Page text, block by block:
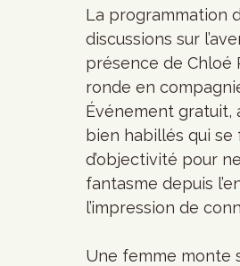
La programmation
discussions sur
présence de Chloé
ronde en
Événement gratuit,
bien habillés qui
d’objectivité pour
fantasme depuis
l’impression de
Une femme monte